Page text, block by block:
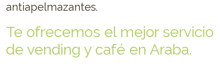
antiapelmazantes.
Te ofrecemos el mejor servicio
de vending y café en Araba.